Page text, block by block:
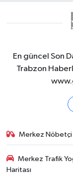
En güncel Son
Trabzon
Merkez Nöbetçi
Merkez Trafik
Haritası